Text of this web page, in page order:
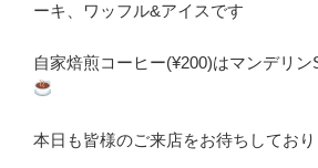
ーキ、ワッフル&アイスです
自家焙煎コーヒー(¥200)はマンデリ
本日も皆様のご来店をお待ちしてお